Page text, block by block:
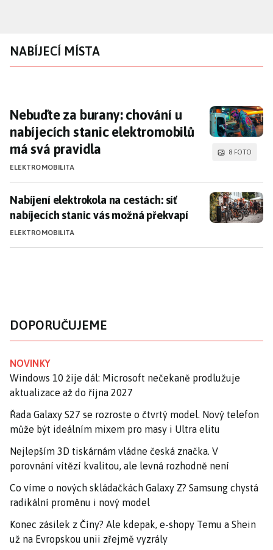
obsahu
NABÍJECÍ MÍSTA
Nebuďte za burany: chování u nabíjecích
Nebuďte za burany: chování u
nabíjecích stanic elektromobilů
má svá pravidla
ELEKTROMOBILITA
8 FOTO
Nabíjení elektrokola na cestách: síť nabíjecích stanic
Nabíjení elektrokola na cestách: síť
nabíjecích stanic vás možná překvapí
ELEKTROMOBILITA
DOPORUČUJEME
NOVINKY
Windows 10 žije dál: Microsoft nečekaně prodlužuje
aktualizace až do října 2027
Řada Galaxy S27 se rozroste o čtvrtý model. Nový telefon
může být ideálním mixem pro masy i Ultra elitu
Nejlepším 3D tiskárnám vládne česká značka. V
porovnání vítězí kvalitou, ale levná rozhodně není
Co víme o nových skládačkách Galaxy Z? Samsung chystá
radikální proměnu i nový model
Konec zásilek z Číny? Ale kdepak, e-shopy Temu a Shein
už na Evropskou unii zřejmě vyzrály